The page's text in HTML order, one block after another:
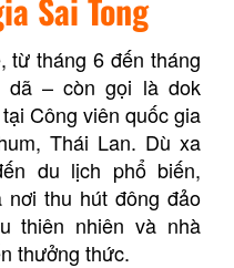
Sai Tong
từ tháng 6 đến tháng
dã – còn gọi là dok
Công viên quốc gia
Thái Lan. Dù xa
du lịch phổ biến,
thu hút đông đảo
thiên nhiên và nhà
thưởng thức.